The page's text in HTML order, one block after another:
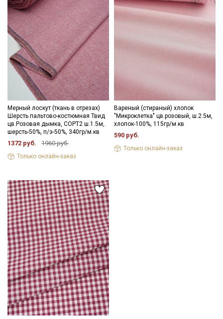
Мерный лоскут (ткань в отрезах)
Шерсть пальтово-костюмная Твид
цв.Розовая дымка, СОРТ2 ш.1.5м,
шерсть-50%, п/э-50%, 340гр/м.кв
1372 руб. 1960 руб.
Только онлайн-заказ
Вареный (стираный) хлопок
"Микроклетка" цв.розовый, ш.2.5м,
хлопок-100%, 115гр/м.кв
590 руб.
Только онлайн-заказ
категории тканей
Электронная почта
Подписаться
Ознакомлен(а) сПолитикой обработки персональных
данныхи даюСогласие на обработку персональных
данных
Согласие на получение рекламных и
информационных рассылок